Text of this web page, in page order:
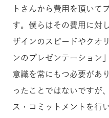
トさんから費用を頂いて
す。僕らはその費用に対
ザインのスピードやクオ
ンのプレゼンテーション
意識を常にもつ必要があ
ったことではないですが
ス・コミットメントを行